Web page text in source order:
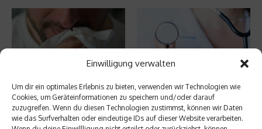
Einwilligung verwalten
Um dir ein optimales Erlebnis zu bieten, verwenden wir Technologien wie
Cookies, um Geräteinformationen zu speichern und/oder darauf
zuzugreifen. Wenn du diesen Technologien zustimmst, können wir Daten
wie das Surfverhalten oder eindeutige IDs auf dieser Website verarbeiten.
Entzündung der Nebenhöhlen:
Symptome und verschiedene
Formen
Bauchschmerzen beim Kind:
Mögliche Ursachen und Hilfe
17. Februar 2025